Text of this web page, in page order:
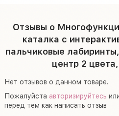
Отзывы о
каталка с
пальчиковые
центр 2
Нет отзывов о данном товаре.
Пожалуйста авторизируйтесь
перед тем как написать отзыв